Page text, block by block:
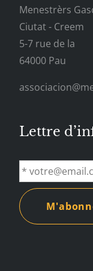
Menestrèrs
Ciutat - Creem
5-7 rue de la
64000 Pau
Lettre